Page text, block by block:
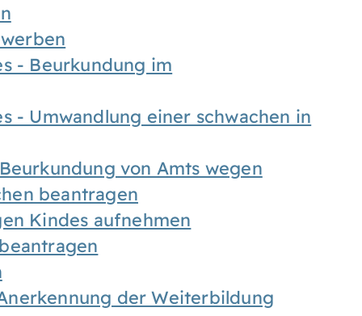
- Beurkundung im
- Umwandlung einer schwachen in
von Amts wegen
beantragen
Kindes aufnehmen
der Weiterbildung